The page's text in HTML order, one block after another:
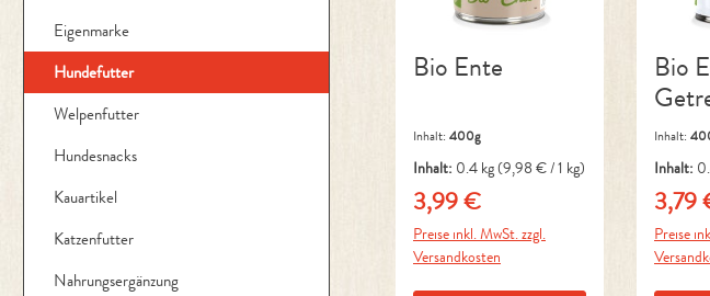
Eigenmarke
Hundefutter
Welpenfutter
Hundesnacks
Kauartikel
Katzenfutter
Nahrungsergänzung
Bio Ente
Inhalt: 400g
Inhalt: 0.4 kg(9,98 € / 1 kg)
Regulärer Preis:
3,99 €
Preise inkl. MwSt. zzgl.
Versandkosten
Bio
Inhalt:
Inhalt:
3,79
Preise